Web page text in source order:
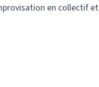
en collectif et